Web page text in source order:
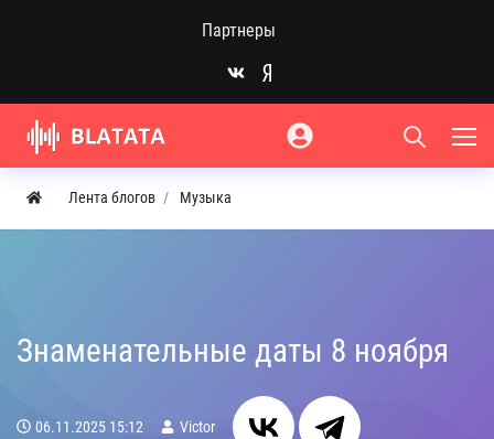
Партнеры
Лента блогов Музыка
Знаменательные даты 8 ноября
06.11.2025 15:12 Victor